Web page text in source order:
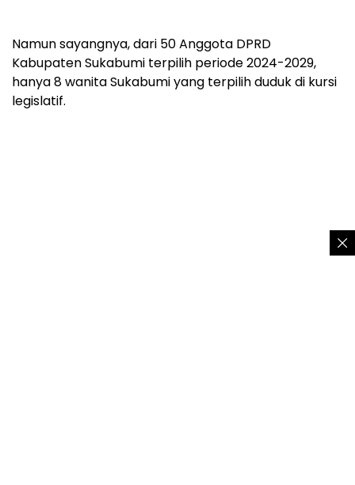
Namun sayangnya, dari 50 Anggota DPRD
Kabupaten Sukabumi terpilih periode 2024-2029,
hanya 8 wanita Sukabumi yang terpilih duduk di kursi
legislatif.